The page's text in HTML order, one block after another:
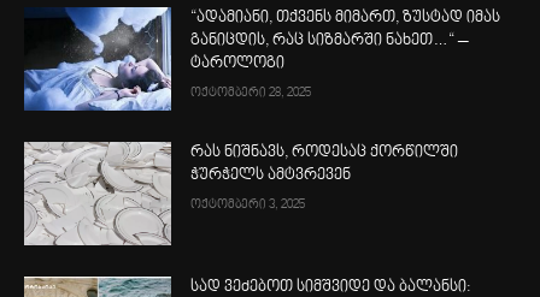
“ადამიანი, თქვენს მიმართ, ზუსტად იმას
განიცდის, რაც სიზმარში ნახეთ…“ –
ტაროლოგი
ოქტომბერი 28, 2025
რას ნიშნავს, როდესაც ქორწილში
ჭურჭელს ამტვრევენ
ოქტომბერი 3, 2025
სად ვეძებოთ სიმშვიდე და ბალანსი: